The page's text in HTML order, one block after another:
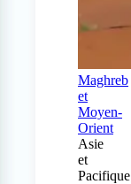
Maghreb
et
Moyen-
Orient
Asie
et
Pacifique